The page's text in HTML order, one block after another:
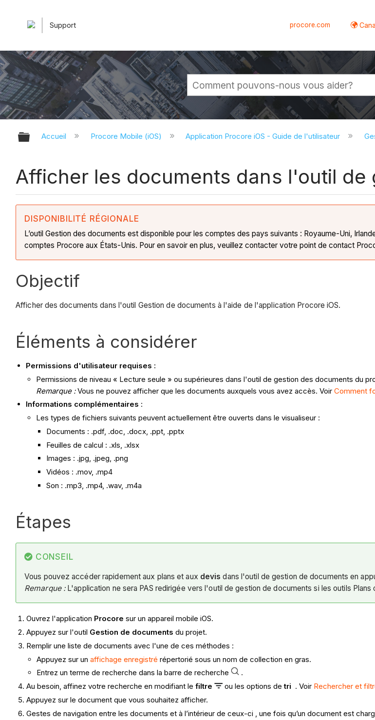
Support procore.com
Développer/réduire la hiérarchie globale
Accueil Procore Mobile (iOS) Application Procore iOS - Guide de l'utilisateur
Afficher les documents dans l'outil de
DISPONIBILITÉ RÉGIONALE
L’outil Gestion des documents est disponible pour les comptes des pays suivants : Royaume-Uni,
comptes Procore aux États-Unis. Pour en savoir en plus, veuillez contacter votre point de contact
Objectif
Afficher des documents dans l'outil Gestion de documents à l'aide de l'application Procore iOS.
Éléments à considérer
Permissions d'utilisateur requises :
Permissions de niveau « Lecture seule » ou supérieures dans l'outil de gestion des documents du
Remarque :Vous ne pouvez afficher que les documents auxquels vous avez accès. Voir Comment
Informations complémentaires :
Les types de fichiers suivants peuvent actuellement être ouverts dans le visualiseur :
Documents : .pdf, .doc, .docx, .ppt, .pptx
Feuilles de calcul : .xls, .xlsx
Images : .jpg, .jpeg, .png
Vidéos : .mov, .mp4
Son : .mp3, .mp4, .wav, .m4a
Étapes
CONSEIL
Vous pouvez accéder rapidement aux plans et aux devis dans l'outil de gestion de documents en
Remarque : L'application ne sera PAS redirigée vers l'outil de gestion de documents si les outils
Ouvrez l'application Procore sur un appareil mobile iOS.
Appuyez sur l'outil Gestion de documentsdu projet.
Remplir une liste de documents avec l'une de ces méthodes :
Appuyez sur unaffichage enregistré répertorié sous un nom de collection en gras.
Entrez un terme de recherche dans la barre de recherche
.
Au besoin, affinez votre recherche en modifiant lefiltre ou les options detri . Voir Rechercher et
Appuyez sur le document que vous souhaitez afficher.
Gestes de navigation entre les documents et à l’intérieur de ceux-ci
, une fois qu’un document est